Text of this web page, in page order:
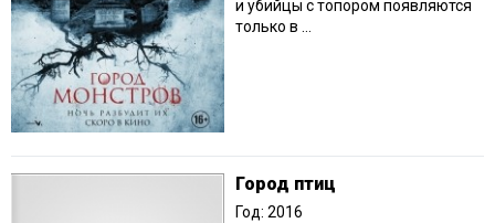
и убийцы с топором появляются
только в ...
Город птиц
Год: 2016